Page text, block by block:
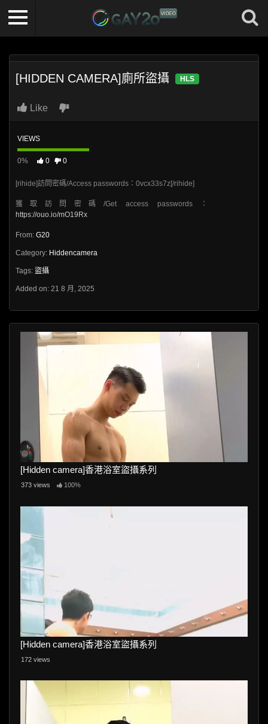
[HIDDEN CAMERA]廁所盜攝 HLS
Like
VIEWS
0% 0 0
[rihide]訪問密碼/Access passwords：0vcx33s7z[/rihide]
獲取訪問密碼/Get access passwords：
https://ouo.io/mO19Rx
From: G20
Category: Hiddencamera
Tags: 盜攝
Added on: 21 8 月, 2025
[Hidden camera]香港浴室盜攝系列
373 views 100%
[Hidden camera]香港浴室盜攝系列
172 views